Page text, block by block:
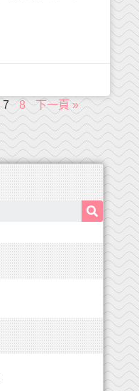
7 8 下一頁 »